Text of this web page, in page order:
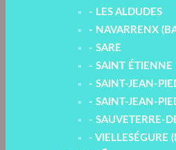
- LES ALDUDES
- NAVARRENX
- SARE
- SAINT ÉTIENNE
- SAINT-JEAN-
- SAINT-JEAN-
- SAUVETERRE-
- VIELLESÉGURE